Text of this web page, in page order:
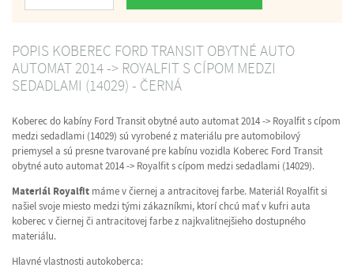
POPIS KOBEREC FORD TRANSIT OBYTNÉ AUTO
AUTOMAT 2014 -> ROYALFIT S CÍPOM MEDZI
SEDADLAMI (14029) - ČERNÁ
Koberec do kabíny Ford Transit obytné auto automat 2014 -> Royalfit s cípom
medzi sedadlami (14029) sú vyrobené z materiálu pre automobilový
priemysel a sú presne tvarované pre kabínu vozidla Koberec Ford Transit
obytné auto automat 2014 -> Royalfit s cípom medzi sedadlami (14029).
Materiál Royalfit máme v čiernej a antracitovej farbe. Materiál Royalfit si
našiel svoje miesto medzi tými zákazníkmi, ktorí chcú mať v kufri auta
koberec v čiernej či antracitovej farbe z najkvalitnejšieho dostupného
materiálu.
Hlavné vlastnosti autokoberca: